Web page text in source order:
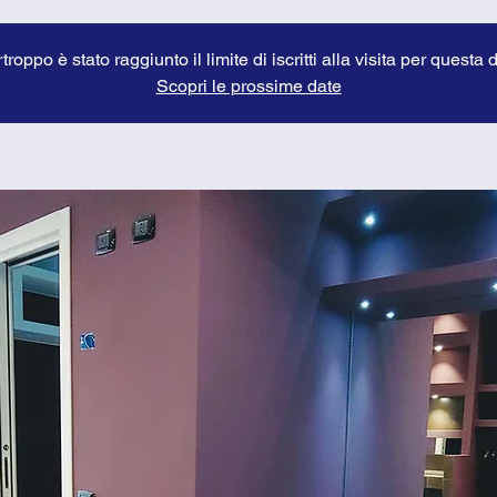
è stato raggiunto il limite di iscritti alla visita per questa
Scopri le prossime date